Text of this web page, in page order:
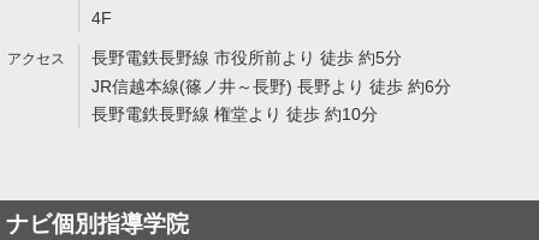
4F
長野電鉄長野線 市役所前より 徒歩 約5分
JR信越本線(篠ノ井～長野) 長野より 徒歩 約6分
長野電鉄長野線 権堂より 徒歩 約10分
ナビ個別指導学院